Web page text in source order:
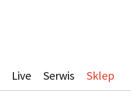
Live Serwis Sklep